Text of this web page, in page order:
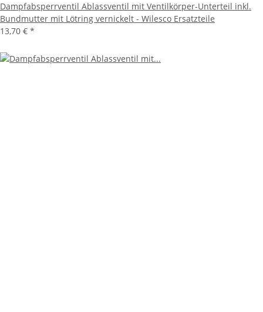
Dampfabsperrventil Ablassventil mit Ventilkörper-Unterteil inkl.
Bundmutter mit Lötring vernickelt - Wilesco Ersatzteile
13,70 € *